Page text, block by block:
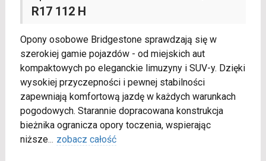
R17 112 H
Opony osobowe Bridgestone sprawdzają się w
szerokiej gamie pojazdów - od miejskich aut
kompaktowych po eleganckie limuzyny i SUV-y. Dzięki
wysokiej przyczepności i pewnej stabilności
zapewniają komfortową jazdę w każdych warunkach
pogodowych. Starannie dopracowana konstrukcja
bieżnika ogranicza opory toczenia, wspierając
niższe... zobacz całość